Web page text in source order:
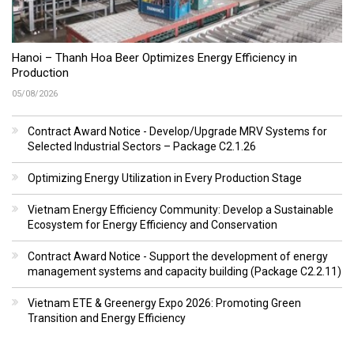
Hanoi – Thanh Hoa Beer Optimizes Energy Efficiency in
Production
05/08/2026
Contract Award Notice - Develop/Upgrade MRV Systems for
Selected Industrial Sectors – Package C2.1.26
Optimizing Energy Utilization in Every Production Stage
Vietnam Energy Efficiency Community: Develop a Sustainable
Ecosystem for Energy Efficiency and Conservation
Contract Award Notice - Support the development of energy
management systems and capacity building (Package C2.2.11)
Vietnam ETE & Greenergy Expo 2026: Promoting Green
Transition and Energy Efficiency